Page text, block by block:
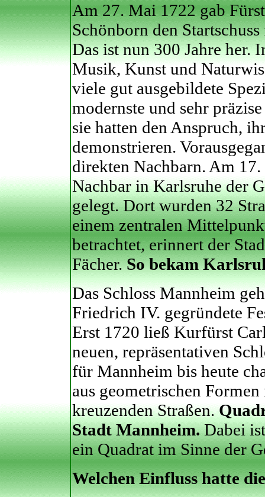
Am 27. Mai 1722 gab
Schönborn den
Das ist nun 300 Jahre her.
Musik, Kunst und
viele gut ausgebildete
modernste und sehr
sie hatten den Anspruch,
demonstrieren.
direkten Nachbarn. Am
Nachbar in Karlsruhe der
gelegt. Dort wurden 32
einem zentralen
betrachtet, erinnert der
Fächer.So bekam
Das Schloss Mannheim
Friedrich IV. gegründete
Erst 1720 ließ Kurfürst
neuen, repräsentativen
für Mannheim bis heute
aus geometrischen
kreuzenden Straßen.
Stadt Mannheim.Dabei
ein Quadrat im Sinne der
Welchen Einfluss hatte